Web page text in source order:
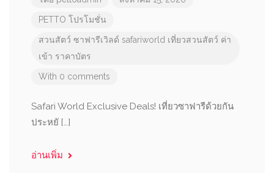
PETTO โปรโมชั่น
สวนสัตว์ ซาฟารีเวิลด์ safariworld เที่ยวสวนสัตว์ ค่า
เข้า ราคาบัตร
With 0 comments
Safari World Exclusive Deals! เที่ยวซาฟารีด้วยกัน
ประหยั […]
อ่านเพิ่ม